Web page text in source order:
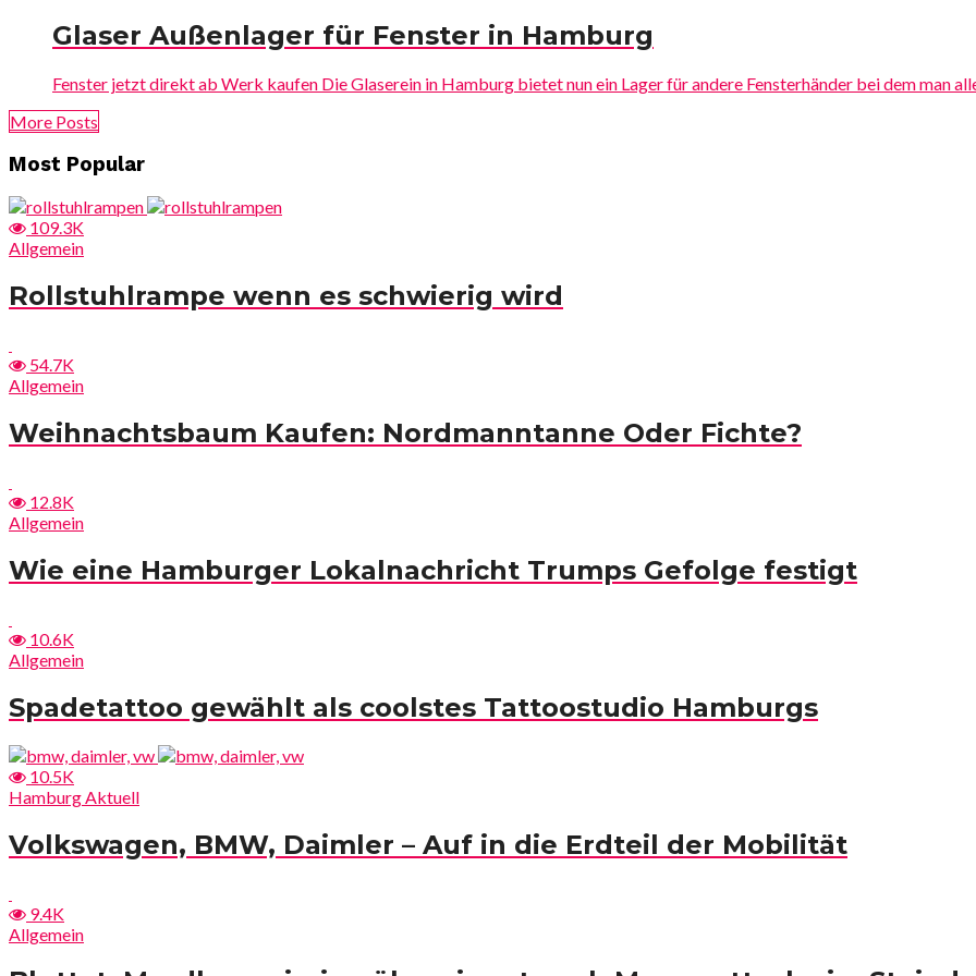
Glaser Außenlager für Fenster in Hamburg
Fenster jetzt direkt ab Werk kaufen Die Glaserein in Hamburg bietet nun ein Lager für andere Fensterhänder bei dem man
More Posts
Most Popular
109.3K
Allgemein
Rollstuhlrampe wenn es schwierig wird
54.7K
Allgemein
Weihnachtsbaum Kaufen: Nordmanntanne Oder Fichte?
12.8K
Allgemein
Wie eine Hamburger Lokalnachricht Trumps Gefolge festigt
10.6K
Allgemein
Spadetattoo gewählt als coolstes Tattoostudio Hamburgs
10.5K
Hamburg Aktuell
Volkswagen, BMW, Daimler – Auf in die Erdteil der Mobilität
9.4K
Allgemein